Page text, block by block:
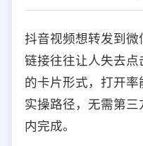
平台设置
iOS Android
选择允许访问的平台类型
抖音视频想转发到
链接往往让人失去
的卡片形式，打开
实操路径，无需第
内完成。